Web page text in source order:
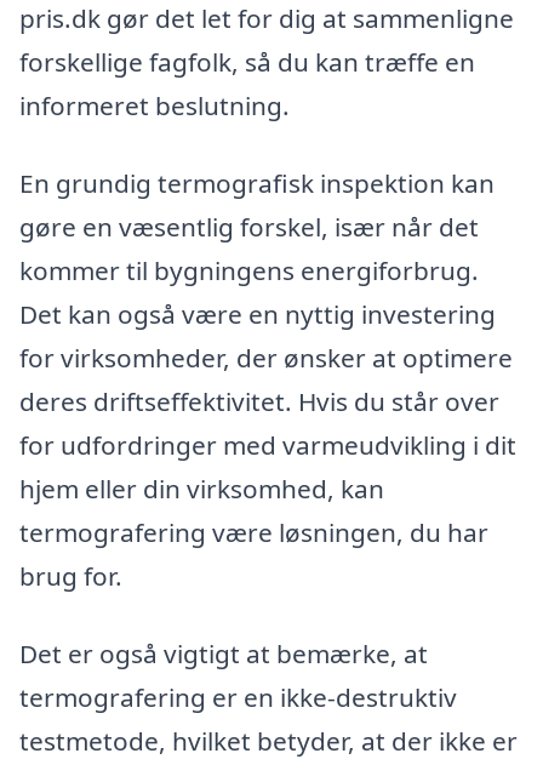
pris.dk gør det let for dig at sammenligne
forskellige fagfolk, så du kan træffe en
informeret beslutning.
En grundig termografisk inspektion kan
gøre en væsentlig forskel, især når det
kommer til bygningens energiforbrug.
Det kan også være en nyttig investering
for virksomheder, der ønsker at optimere
deres driftseffektivitet. Hvis du står over
for udfordringer med varmeudvikling i dit
hjem eller din virksomhed, kan
termografering være løsningen, du har
brug for.
Det er også vigtigt at bemærke, at
termografering er en ikke-destruktiv
testmetode, hvilket betyder, at der ikke er